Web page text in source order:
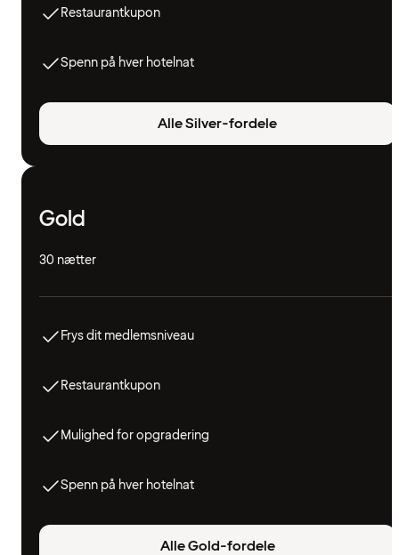
Restaurantkupon
Spenn på hver hotelnat
Alle Silver-fordele
Gold
30 nætter
Frys dit medlemsniveau
Restaurantkupon
Mulighed for opgradering
Spenn på hver hotelnat
Alle Gold-fordele